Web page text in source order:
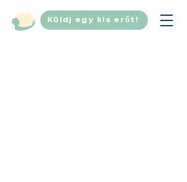
Küldj egy kis erőt!